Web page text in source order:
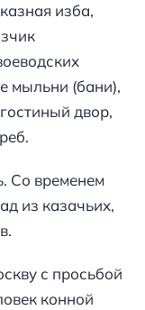
изба,
мыльни (бани),
двор,
Со временем
из казачьих,
с просьбой
конной